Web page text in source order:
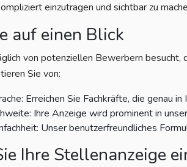
einzutragen und sichtbar zu
auf einen Blick
von potenziellen Bewerbern besucht,
Sie von:
Erreichen Sie Fachkräfte, die genau
Ihre Anzeige wird prominent in
Unser benutzerfreundliches
Ihre Stellenanzeige